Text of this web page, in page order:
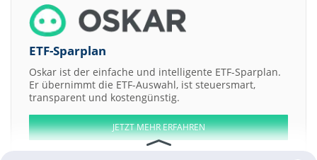
ETF-Sparplan
Oskar ist der einfache und intelligente ETF-Sparplan.
Er übernimmt die ETF-Auswahl, ist steuersmart,
transparent und kostengünstig.
JETZT MEHR ERFAHREN